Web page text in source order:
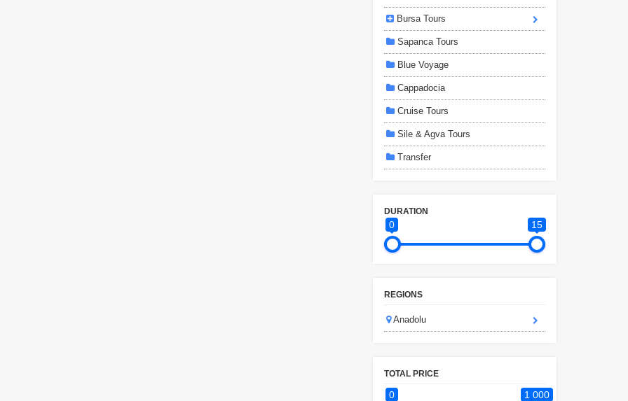
Bursa Tours
Sapanca Tours
Blue Voyage
Cappadocia
Cruise Tours
Sile & Agva Tours
Transfer
DURATION
0 15
REGIONS
Anadolu
TOTAL PRICE
0 1 000